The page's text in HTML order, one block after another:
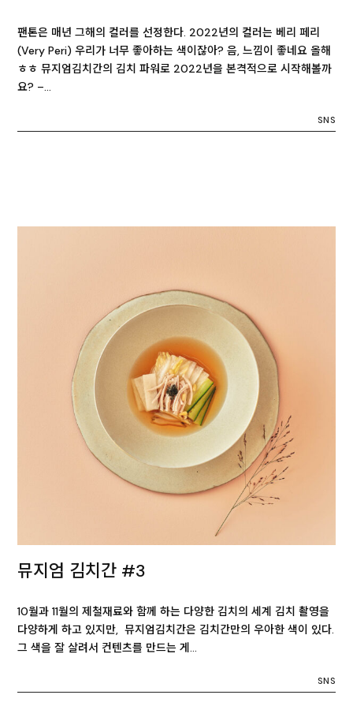
팬톤은 매년 그해의 컬러를 선정한다. 2022년의 컬러는 베리 페리
(Very Peri) 우리가 너무 좋아하는 색이잖아? 음, 느낌이 좋네요 올해
ㅎㅎ 뮤지엄김치간의 김치 파워로 2022년을 본격적으로 시작해볼까
요? –…
SNS
뮤지엄 김치간 #3
10월과 11월의 제철재료와 함께 하는 다양한 김치의 세계 김치 촬영을
다양하게 하고 있지만, 뮤지엄김치간은 김치간만의 우아한 색이 있다.
그 색을 잘 살려서 컨텐츠를 만드는 게…
SNS